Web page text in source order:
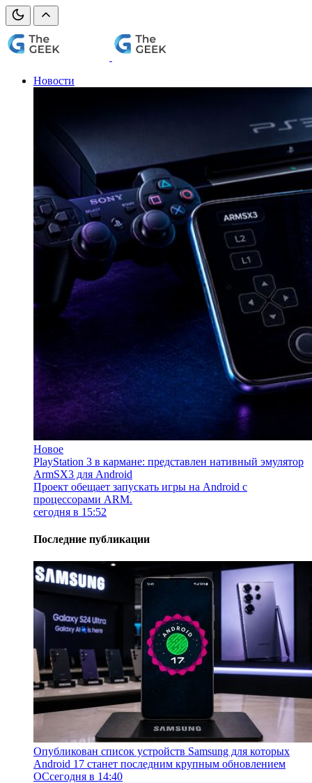
Новости
Новое
PlayStation 3 в кармане: представлен нативный эмулятор
ArmSX3 для Android
Проект обещает запускать игры на Android с
процессорами ARM.
сегодня в 15:52
Последние публикации
Опубликован список устройств Samsung для которых
Android 17 станет последним крупным обновлением
ОСсегодня в 14:40